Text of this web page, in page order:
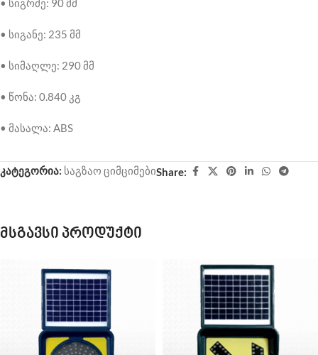
• სიგრძე: 90 მმ
• სიგანე: 235 მმ
• სიმაღლე: 290 მმ
• წონა: 0.840 კგ
• მასალა: ABS
კატეგორია: საგზაო ციმციმებიShare:
მსგავსი პროდუქტი